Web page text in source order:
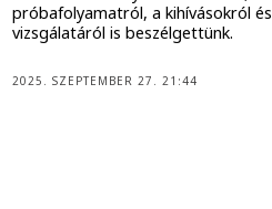
próbafolyamatról, a kihívásokról
vizsgálatáról is beszélgettünk.
2025. SZEPTEMBER 27. 21:44